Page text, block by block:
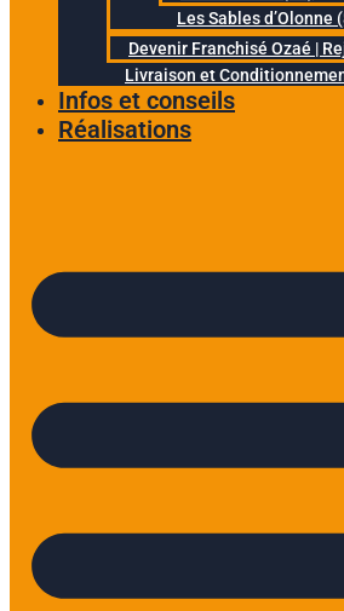
Les Sables d’Olonne
Devenir Franchisé Ozaé |
Livraison et
Infos et conseils
Réalisations